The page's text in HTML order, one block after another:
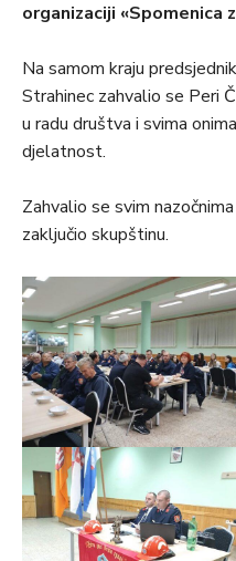
organizaciji «Spomenica
Na samom kraju
Strahinec zahvalio se Peri
u radu društva i svima
djelatnost.
Zahvalio se svim
zaključio skupštinu.